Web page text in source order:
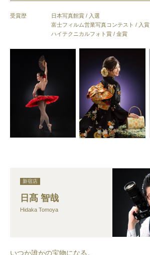
受賞歴
日本写真館賞 / 入選
富士フィルム営業写真コンテスト / 入賞
ハイテクニカルフォト賞 / 金賞
新宿店
日髙 智哉
Hidaka Tomoya
いつか誰かの宝物になる。